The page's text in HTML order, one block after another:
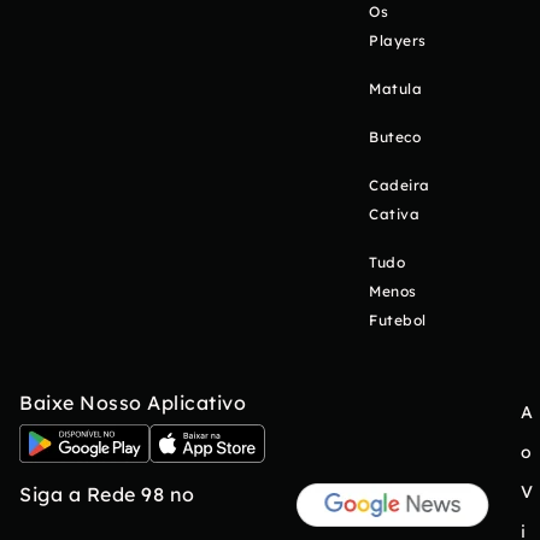
Os
Players
Matula
Buteco
Cadeira
Cativa
Tudo
Menos
Futebol
Baixe Nosso Aplicativo
Siga a Rede 98 no
A
o
V
i